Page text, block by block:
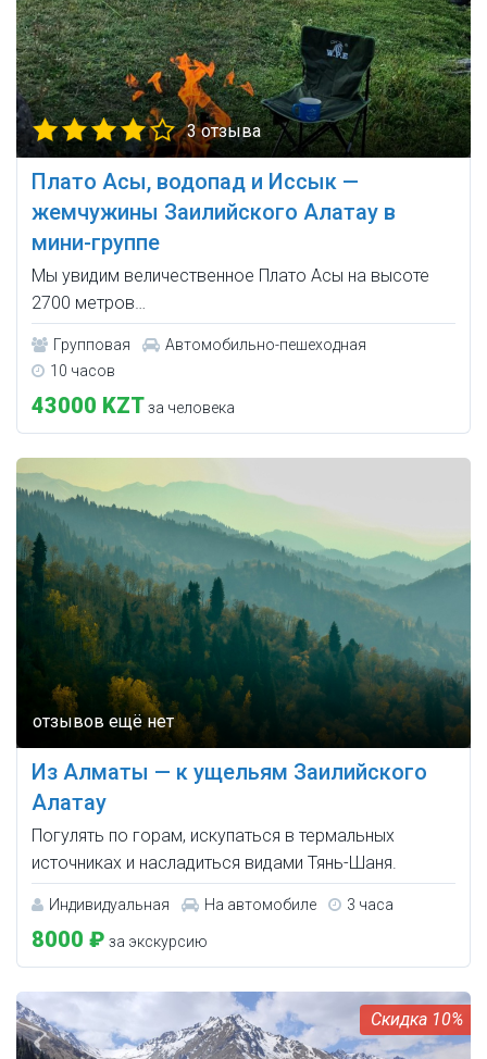
3 отзыва
Плато Асы, водопад и Иссык —
жемчужины Заилийского Алатау в
мини-группе
Мы увидим величественное Плато Асы на высоте
2700 метров…
Групповая
Автомобильно-пешеходная
10 часов
43000 KZTза человека
Из Алматы — к ущельям Заилийского
Алатау
Погулять по горам, искупаться в термальных
источниках и насладиться видами Тянь-Шаня.
Индивидуальная На автомобиле 3 часа
8000 ₽ за экскурсию
10%